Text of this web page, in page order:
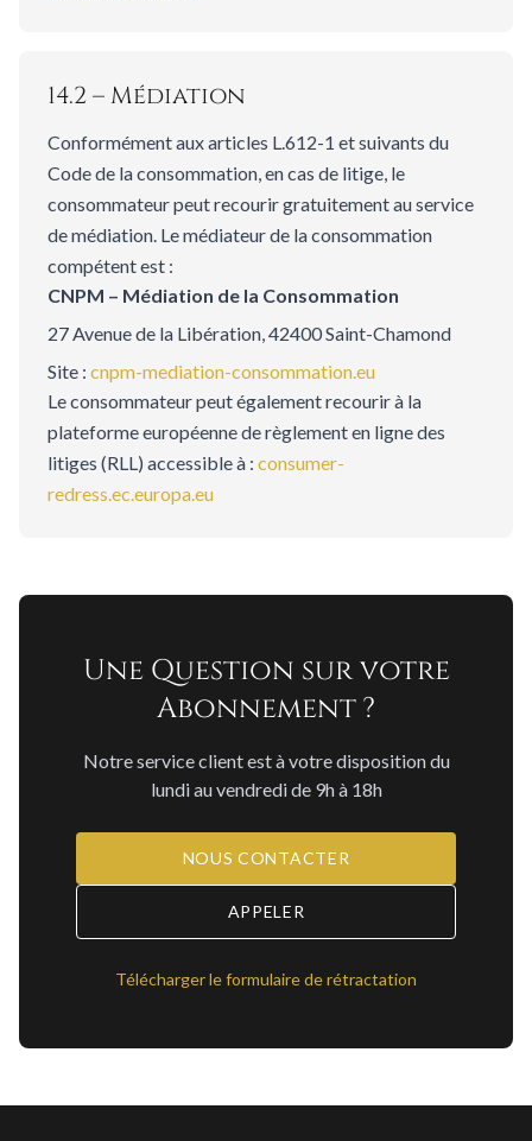
14.2 – Médiation
Conformément aux articles L.612-1 et suivants du
Code de la consommation, en cas de litige, le
consommateur peut recourir gratuitement au service
de médiation. Le médiateur de la consommation
compétent est :
CNPM – Médiation de la Consommation
27 Avenue de la Libération, 42400 Saint-Chamond
Site : cnpm-mediation-consommation.eu
Le consommateur peut également recourir à la
plateforme européenne de règlement en ligne des
litiges (RLL) accessible à : consumer-
redress.ec.europa.eu
Une Question sur votre
Abonnement ?
Notre service client est à votre disposition du
lundi au vendredi de 9h à 18h
NOUS CONTACTER
APPELER
Télécharger le formulaire de rétractation